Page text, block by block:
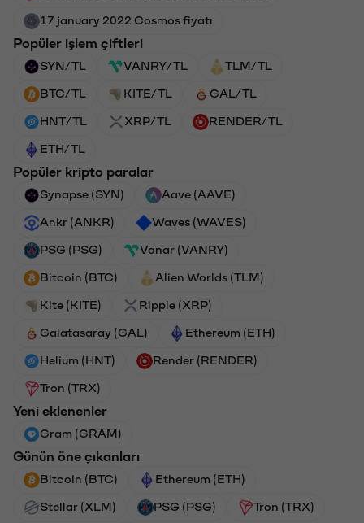
17 january 2022 Cosmos fiyatı
Popüler işlem çiftleri
SYN/TL VANRY/TL TLM/TL
BTC/TL KITE/TL GAL/TL
HNT/TL XRP/TL RENDER/TL
ETH/TL
Popüler kripto paralar
Synapse (SYN) Aave (AAVE)
Ankr (ANKR) Waves (WAVES)
PSG (PSG) Vanar (VANRY)
Bitcoin (BTC) Alien Worlds (TLM)
Kite (KITE) Ripple (XRP)
Galatasaray (GAL) Ethereum (ETH)
Helium (HNT) Render (RENDER)
Tron (TRX)
Yeni eklenenler
Gram (GRAM)
Günün öne çıkanları
Bitcoin (BTC) Ethereum (ETH)
Stellar (XLM) PSG (PSG) Tron (TRX)